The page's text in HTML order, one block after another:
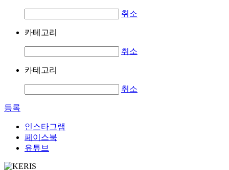
취소
카테고리
취소
카테고리
취소
등록
인스타그램
페이스북
유튜브